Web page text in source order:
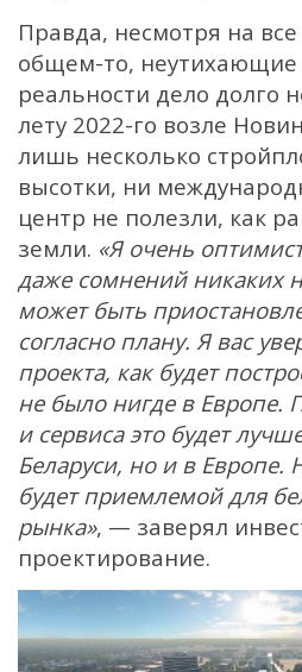
Правда, несмотря на
общем-то, неутихающие
реальности дело долго
лету 2022-го возле
лишь несколько
высотки, ни
центр не полезли, как
земли. «Я очень
даже сомнений никаких
может быть
согласно плану. Я вас
проекта, как будет
не было нигде в Европе.
и сервиса это будет
Беларуси, но и в Европе.
будет приемлемой для
рынка», — заверял
проектирование.